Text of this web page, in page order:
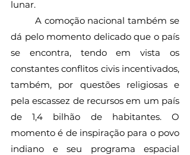
lunar.
dá pelo momento delicado que o país
se encontra, tendo em vista os
constantes conflitos civis incentivados,
também, por questões religiosas e
pela escassez de recursos em um país
de 1,4 bilhão de habitantes. O
momento é de inspiração para o povo
indiano e seu programa espacial